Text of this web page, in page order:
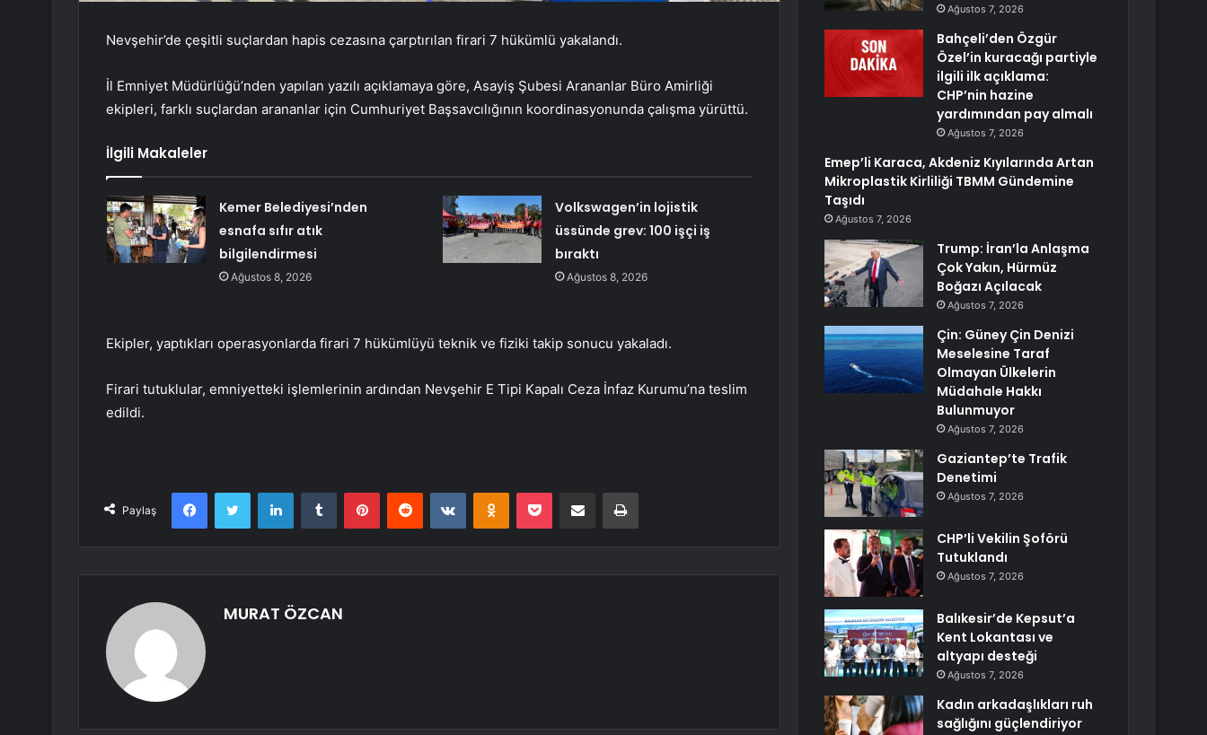
Nevşehir’de çeşitli suçlardan hapis cezasına çarptırılan firari 7 hükümlü yakalandı.
İl Emniyet Müdürlüğü’nden yapılan yazılı açıklamaya göre, Asayiş Şubesi Arananlar Büro Amirliği
ekipleri, farklı suçlardan arananlar için Cumhuriyet Başsavcılığının koordinasyonunda çalışma yürüttü.
İlgili Makaleler
Kemer Belediyesi’nden
esnafa sıfır atık
bilgilendirmesi
Ağustos 8, 2026
Volkswagen’in lojistik
üssünde grev: 100 işçi iş
bıraktı
Ağustos 8, 2026
Ekipler, yaptıkları operasyonlarda firari 7 hükümlüyü teknik ve fiziki takip sonucu yakaladı.
Firari tutuklular, emniyetteki işlemlerinin ardından Nevşehir E Tipi Kapalı Ceza İnfaz Kurumu’na teslim
edildi.
Paylaş
FacebookTwitter LinkedInTumblr PinterestReddit VKontakteOdnoklassniki
Pocket E-Posta ile paylaş Yazdır
MURAT ÖZCAN
Ağustos 7, 2026
Bahçeli’den Özgür
Özel’in kuracağı partiyle
ilgili ilk açıklama:
CHP’nin hazine
yardımından pay almalı
Ağustos 7, 2026
Emep’li Karaca, Akdeniz Kıyılarında Artan
Mikroplastik Kirliliği TBMM Gündemine
Taşıdı
Ağustos 7, 2026
Trump: İran’la Anlaşma
Çok Yakın, Hürmüz
Boğazı Açılacak
Ağustos 7, 2026
Çin: Güney Çin Denizi
Meselesine Taraf
Olmayan Ülkelerin
Müdahale Hakkı
Bulunmuyor
Ağustos 7, 2026
Gaziantep’te Trafik
Denetimi
Ağustos 7, 2026
CHP’li Vekilin Şoförü
Tutuklandı
Ağustos 7, 2026
Balıkesir’de Kepsut’a
Kent Lokantası ve
altyapı desteği
Ağustos 7, 2026
Kadın arkadaşlıkları ruh
sağlığını güçlendiriyor